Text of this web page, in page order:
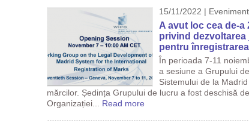
15/11/2022 |
A avut loc cea de-
privind dezvoltarea
pentru
În perioada 7-11
a sesiune a Grupului
Sistemului de la
mărcilor. Ședința Grupului de lucru a fost deschisă
Organizației... Read more